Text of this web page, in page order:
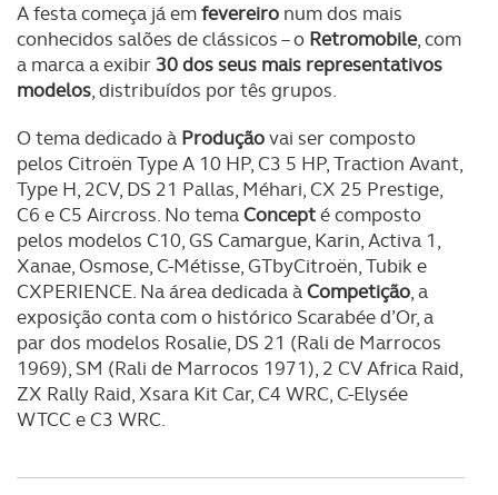
A festa começa já emfevereiro num dos mais
conhecidos salões de clássicos – o Retromobile, com
a marca a exibir 30 dos seus mais representativos
modelos, distribuídos por tês grupos.
O tema dedicado à Produçãovai ser composto
pelos Citroën Type A 10 HP, C3 5 HP, Traction Avant,
Type H, 2CV, DS 21 Pallas, Méhari, CX 25 Prestige,
C6 e C5 Aircross. No temaConcepté composto
pelos modelos C10, GS Camargue, Karin, Activa 1,
Xanae, Osmose, C-Métisse, GTbyCitroën, Tubik e
CXPERIENCE. Na área dedicada àCompetição, a
exposição conta com o histórico Scarabée d’Or, a
par dos modelos Rosalie, DS 21 (Rali de Marrocos
1969), SM (Rali de Marrocos 1971), 2 CV Africa Raid,
ZX Rally Raid, Xsara Kit Car, C4 WRC, C-Elysée
WTCC e C3 WRC.